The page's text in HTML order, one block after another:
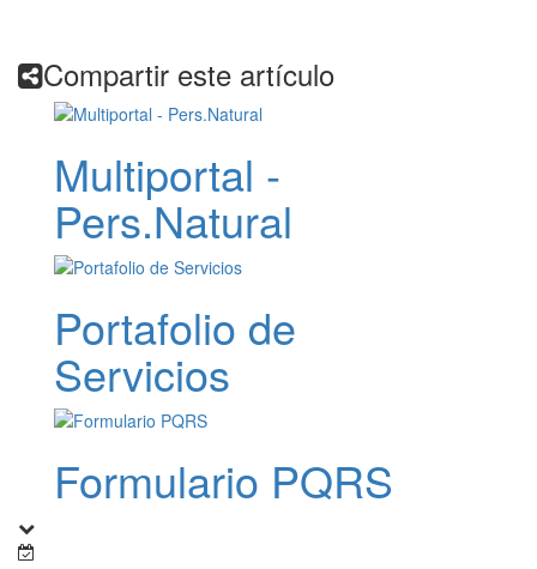
Compartir este artículo
Multiportal -
Pers.Natural
Portafolio de
Servicios
Formulario PQRS